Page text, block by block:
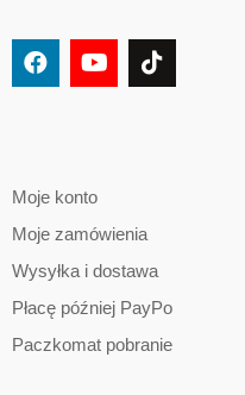
Moje konto
Moje zamówienia
Wysyłka i dostawa
Płacę później PayPo
Paczkomat pobranie